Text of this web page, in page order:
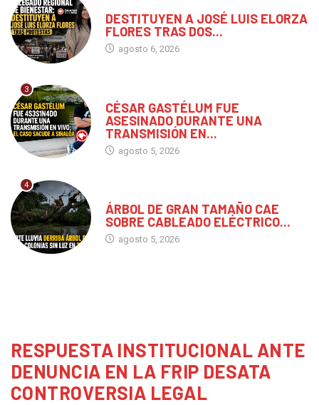
DESTITUYEN A JOSÉ LUIS ELORZA
FLORES TRAS DOS...
agosto 6, 2026
3
CÉSAR GASTÉLUM FUE
ASESINADO DURANTE UNA
TRANSMISIÓN EN...
agosto 5, 2026
4
ÁRBOL DE GRAN TAMAÑO CAE
SOBRE CABLEADO ELÉCTRICO...
agosto 5, 2026
RESPUESTA INSTITUCIONAL ANTE
DENUNCIA EN LA FRIP DESATA
CONTROVERSIA LEGAL